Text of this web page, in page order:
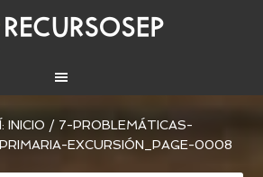
INICIO / 7-PROBLEMÁTICAS-
EXCURSIÓN_PAGE-0008